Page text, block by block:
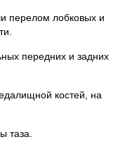
перелом лобковых и
передних и задних
костей, на
таза.